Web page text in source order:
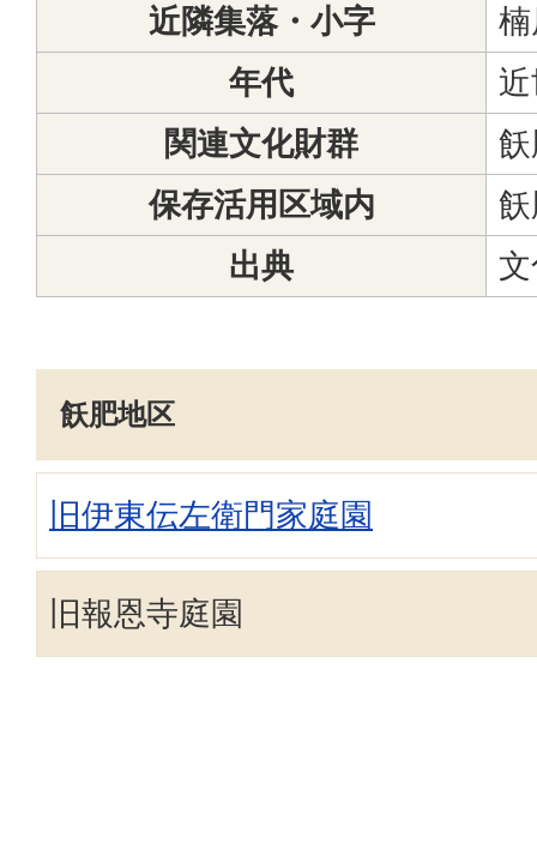
近隣集落・小字
年代
関連文化財群
保存活用区域内
出典
飫肥地区
旧伊東伝左衛門家庭園
旧報恩寺庭園